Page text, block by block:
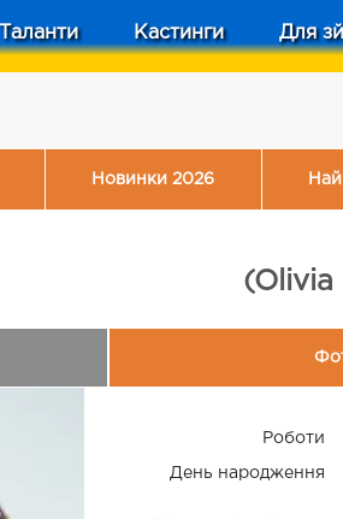
Таланти Кастинги Для
Новинки 2026
(Olivia
Роботи
День народження